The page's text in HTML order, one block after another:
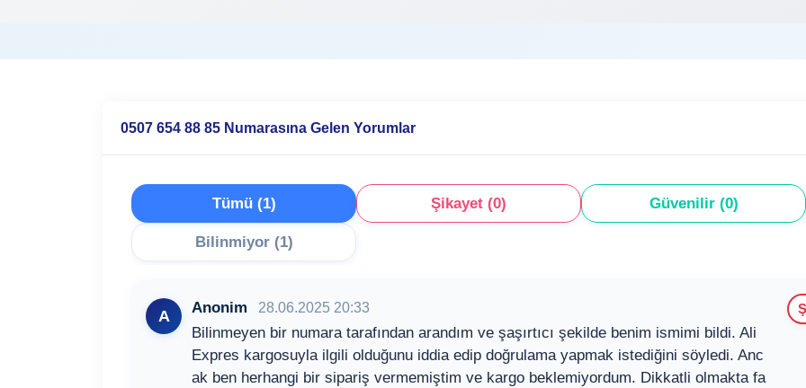
0507 654 88 85 Numarasına Gelen Yorumlar
Tümü (1) Şikayet (0) Güvenilir (0)
Bilinmiyor (1)
A Anonim 28.06.2025 20:33
Bilinmeyen bir numara tarafından arandım ve şaşırtıcı şekilde benim ismimi bildi. Ali
Expres kargosuyla ilgili olduğunu iddia edip doğrulama yapmak istediğini söyledi. Anc
ak ben herhangi bir sipariş vermemiştim ve kargo beklemiyordum. Dikkatli olmakta fa